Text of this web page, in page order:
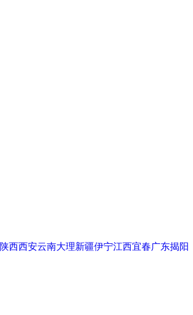
陕西西安云南大理新疆伊宁江西宜春广东揭阳